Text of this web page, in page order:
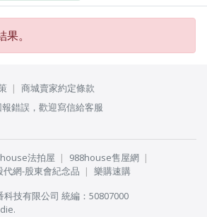
。
商城賣家約定條款
錯誤，歡迎寫信給客服
法拍屋
988house售屋網
代網-股東會紀念品
樂購速購
科技有限公司 統編：50807000